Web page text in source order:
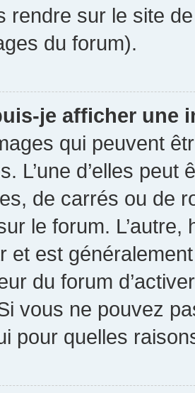
rendre sur le site
du forum).
je afficher une
qui peuvent
L’une d’elles
de carrés ou de
le forum.
et est
du forum
vous ne pouvez
pour quelles